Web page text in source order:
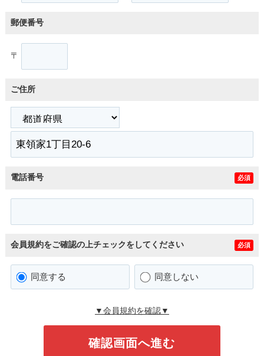
郵便番号
〒
ご住所
電話番号 必須
会員規約をご確認の上チェックをしてください 必須
同意する 同意しない
▼会員規約を確認▼